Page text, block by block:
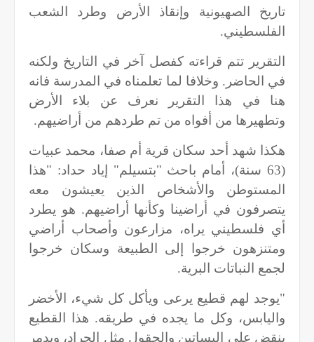
تاريخ الصهيونية وإنقاذ الأرض وطرد الشعب
الفلسطيني.
التقرير تتم قراءته كفصل آخر في التاريخ ولكنه
في الحاضر. وخلافا لما تعلمناه في المدرسة فانه
هنا في هذا التقرير نعرف عن بلاء الأرض
وتطهيرها من أفواه من تم طردهم من أراضيهم.
هكذا شهد أحد سكان قرية أم صفا، محمد عبيات
(63 سنة)، أمام باحث "بتسيلم" إياد حداد: "هذا
المستوطن والأشخاص الذين يعيشون معه
يتصرفون في أراضينا وكأنها أراضيهم. هو يطرد
أي فلسطيني يراه، مزارعون وأصحاب أراضي
ومتنزهون خرجوا إلى الطبيعة وسكان خرجوا
لجمع النباتات البرية.
"يوجد لهم قطيع يرعى ويأكل كل شيء، الأخضر
واليابس، وكل ما يجده في طريقه. هذا القطيع
ينقض على البساتين والحقول مثل الجراد، ويدمر